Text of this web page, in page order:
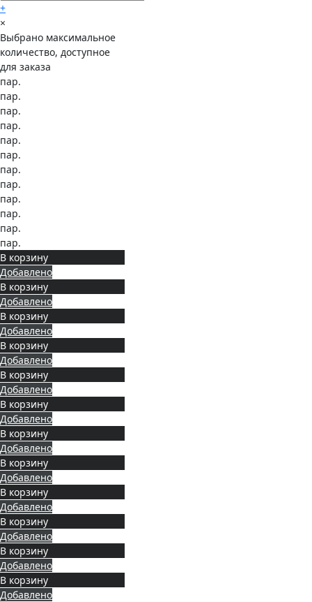
+
×
Выбрано максимальное
количество, доступное
для заказа
пар.
пар.
пар.
пар.
пар.
пар.
пар.
пар.
пар.
пар.
пар.
пар.
В корзину
Добавлено
В корзину
Добавлено
В корзину
Добавлено
В корзину
Добавлено
В корзину
Добавлено
В корзину
Добавлено
В корзину
Добавлено
В корзину
Добавлено
В корзину
Добавлено
В корзину
Добавлено
В корзину
Добавлено
В корзину
Добавлено